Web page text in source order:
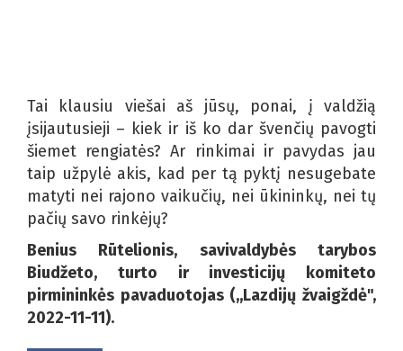
Tai klausiu viešai aš jūsų, ponai, į valdžią
įsijautusieji – kiek ir iš ko dar švenčių pavogti
šiemet rengiatės? Ar rinkimai ir pavydas jau
taip užpylė akis, kad per tą pyktį nesugebate
matyti nei rajono vaikučių, nei ūkininkų, nei tų
pačių savo rinkėjų?
Benius Rūtelionis, savivaldybės tarybos
Biudžeto, turto ir investicijų komiteto
pirmininkės pavaduotojas (,,Lazdijų žvaigždė",
2022-11-11).